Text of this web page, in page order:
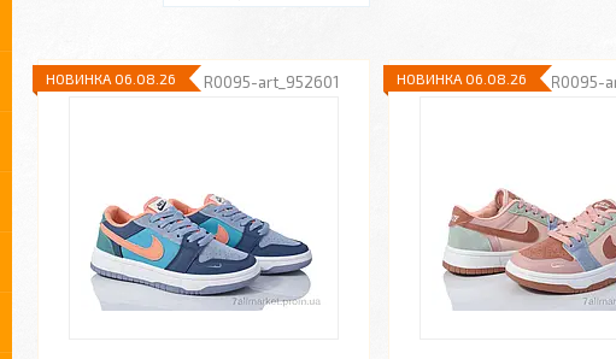
R0095-art_952601
НОВИНКА 06.08.26 R0095-
НОВИНКА 06.08.26